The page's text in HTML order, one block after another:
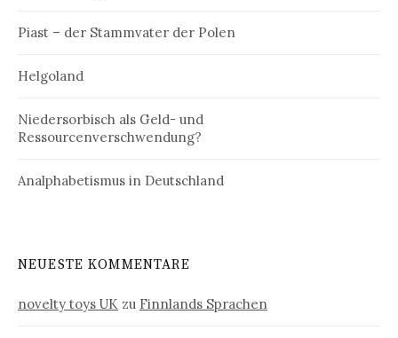
Piast – der Stammvater der Polen
Helgoland
Niedersorbisch als Geld- und
Ressourcenverschwendung?
Analphabetismus in Deutschland
NEUESTE KOMMENTARE
novelty toys UK zu Finnlands Sprachen